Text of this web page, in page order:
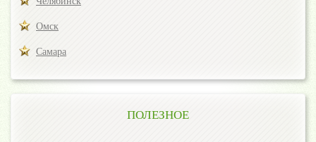
Омск
Самара
ПОЛЕЗНОЕ